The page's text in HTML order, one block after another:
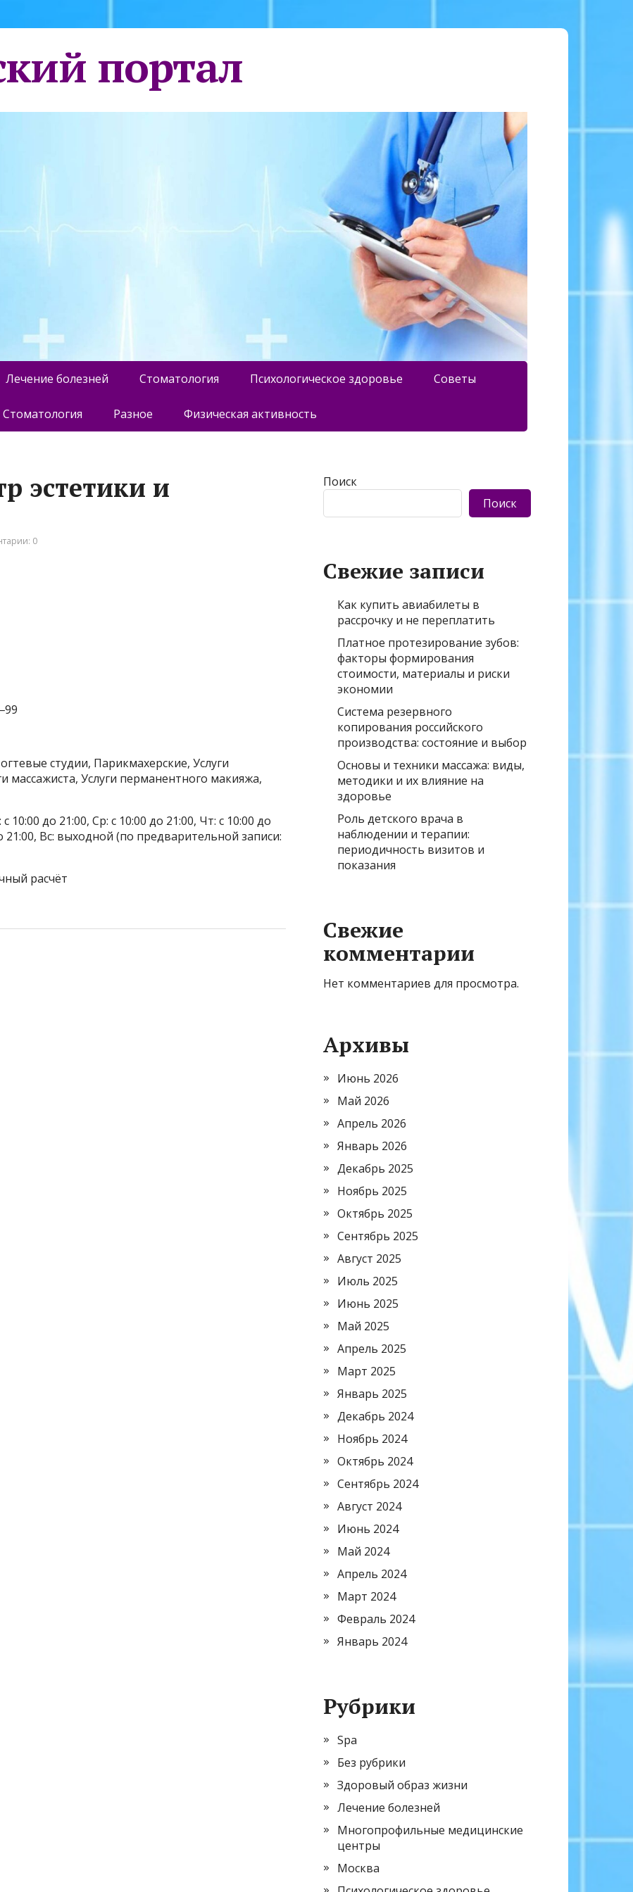
портал
Лечение болезней Стоматология Психологическое здоровье Советы
Стоматология Разное Физическая активность
эстетики и
0
студии, Парикмахерские, Услуги
массажиста, Услуги перманентного макияжа,
10:00 до 21:00, Ср: с 10:00 до 21:00, Чт: с 10:00 до
21:00, Вс: выходной (по предварительной записи:
расчёт
Поиск
Поиск
Свежие записи
Как купить авиабилеты в
рассрочку и не переплатить
Платное протезирование зубов:
факторы формирования
стоимости, материалы и риски
экономии
Система резервного
копирования российского
производства: состояние и выбор
Основы и техники массажа: виды,
методики и их влияние на
здоровье
Роль детского врача в
наблюдении и терапии:
периодичность визитов и
показания
Свежие
комментарии
Нет комментариев для просмотра.
Архивы
Июнь 2026
Май 2026
Апрель 2026
Январь 2026
Декабрь 2025
Ноябрь 2025
Октябрь 2025
Сентябрь 2025
Август 2025
Июль 2025
Июнь 2025
Май 2025
Апрель 2025
Март 2025
Январь 2025
Декабрь 2024
Ноябрь 2024
Октябрь 2024
Сентябрь 2024
Август 2024
Июнь 2024
Май 2024
Апрель 2024
Март 2024
Февраль 2024
Январь 2024
Рубрики
Spa
Без рубрики
Здоровый образ жизни
Лечение болезней
Многопрофильные медицинские
центры
Москва